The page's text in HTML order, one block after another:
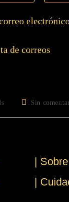
de correos
Sin
|
|